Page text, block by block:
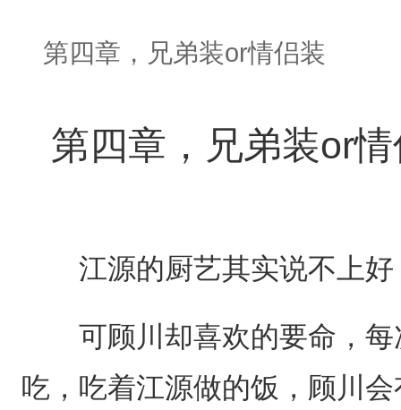
第四章，兄弟装or情侣装
第四章，兄弟装or
江源的厨艺其实说不上好
可顾川却喜欢的要命，每
吃，吃着江源做的饭，顾川